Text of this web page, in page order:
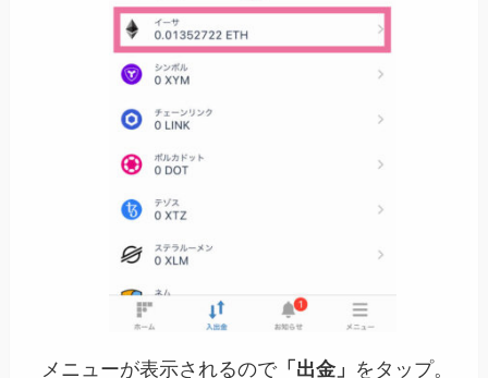
メニューが表示されるので「出金」 をタップ。